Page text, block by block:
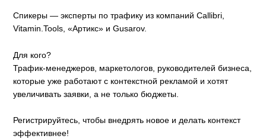
Спикеры — эксперты по трафику из компаний Callibri,
Vitamin.Tools, «Артикс» и Gusarov.
Для кого?
Трафик-менеджеров, маркетологов, руководителей бизнеса,
которые уже работают с контекстной рекламой и хотят
увеличивать заявки, а не только бюджеты.
Регистрируйтесь, чтобы внедрять новое и делать контекст
эффективнее!